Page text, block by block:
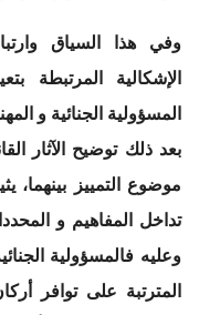
وفي هذا السياق
الإشكالية المرتبطة
المسؤولية الجنائية و
بعد ذلك توضيح الآثار
موضوع التمييز بينهما،
تداخل المفاهيم و
وعليه فالمسؤولية
المترتبة على توافر